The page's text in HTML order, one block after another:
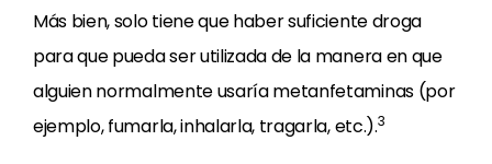
Más bien, solo tiene que haber suficiente droga
para que pueda ser utilizada de la manera en que
alguien normalmente usaría metanfetaminas (por
ejemplo, fumarla, inhalarla, tragarla, etc.).3